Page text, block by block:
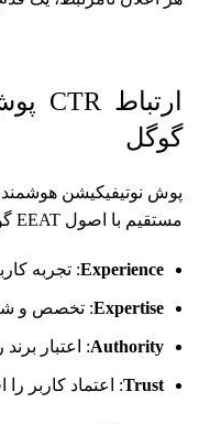
گوگل
پوش نوتیفیکیشن
مستقیم با اصول EEAT گوگل هم راستا خواهد بود:
Experience: تجربه
Expertise: تخصص و
Authority: اعتبار
Trust: اعتماد کاربر